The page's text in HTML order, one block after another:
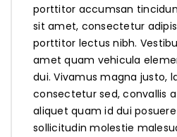
porttitor accumsan
sit amet, consectetur
porttitor lectus nibh.
amet quam vehicula
dui. Vivamus magna justo,
consectetur sed, convallis
aliquet quam id dui
sollicitudin molestie